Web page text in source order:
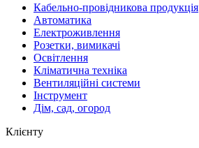
Кабельно-провідникова продукція
Автоматика
Електроживлення
Розетки, вимикачі
Освітлення
Кліматична техніка
Вентиляційні системи
Інструмент
Дім, сад, огород
Клієнту